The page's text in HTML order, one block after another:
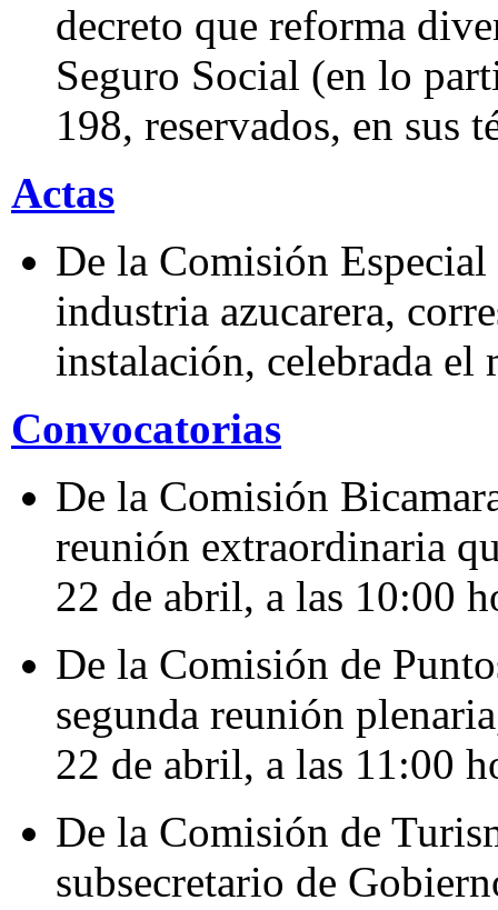
decreto que reforma
Seguro Social (en lo
198, reservados, en sus
Actas
De la Comisión
industria azucarera,
instalación, celebrada el
Convocatorias
De la Comisión
reunión extraordinaria
22 de abril, a las 10:00
De la Comisión de
segunda reunión
22 de abril, a las 11:00
De la Comisión de
subsecretario de